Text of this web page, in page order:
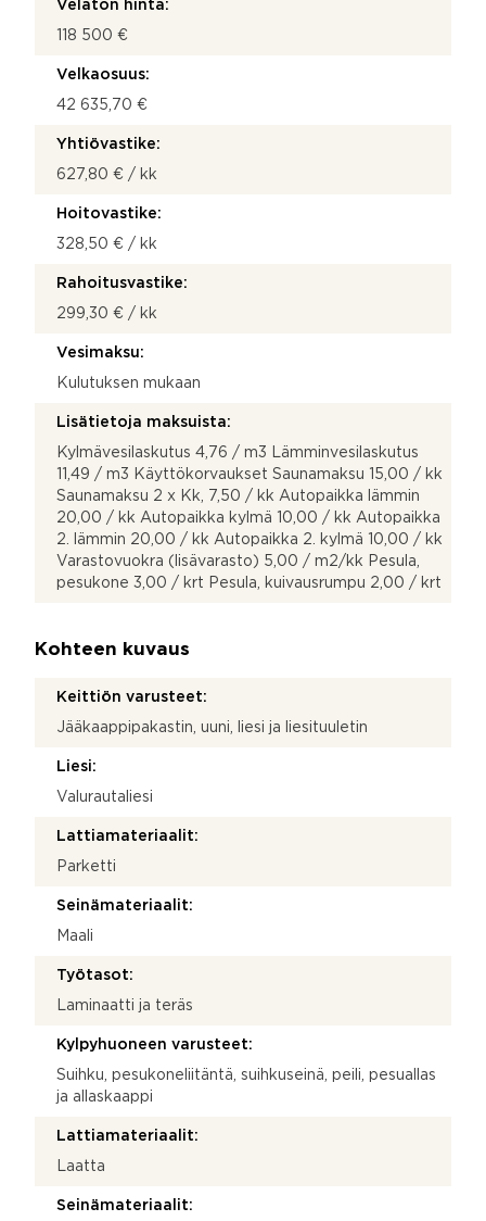
Velaton hinta:
118 500 €
Velkaosuus:
42 635,70 €
Yhtiövastike:
627,80 € / kk
Hoitovastike:
328,50 € / kk
Rahoitusvastike:
299,30 € / kk
Vesimaksu:
Kulutuksen mukaan
Lisätietoja maksuista:
Kylmävesilaskutus 4,76 / m3 Lämminvesilaskutus
11,49 / m3 Käyttökorvaukset Saunamaksu 15,00 / kk
Saunamaksu 2 x Kk, 7,50 / kk Autopaikka lämmin
20,00 / kk Autopaikka kylmä 10,00 / kk Autopaikka
2. lämmin 20,00 / kk Autopaikka 2. kylmä 10,00 / kk
Varastovuokra (lisävarasto) 5,00 / m2/kk Pesula,
pesukone 3,00 / krt Pesula, kuivausrumpu 2,00 / krt
Kohteen kuvaus
Keittiön varusteet:
Jääkaappipakastin, uuni, liesi ja liesituuletin
Liesi:
Valurautaliesi
Lattiamateriaalit:
Parketti
Seinämateriaalit:
Maali
Työtasot:
Laminaatti ja teräs
Kylpyhuoneen varusteet:
Suihku, pesukoneliitäntä, suihkuseinä, peili, pesuallas
ja allaskaappi
Lattiamateriaalit:
Laatta
Seinämateriaalit: